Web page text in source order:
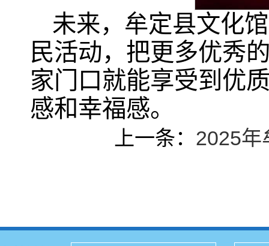
未来，牟定县文化
民活动，把更多优秀
家门口就能享受到优
感和幸福感。
上一条： 2025年